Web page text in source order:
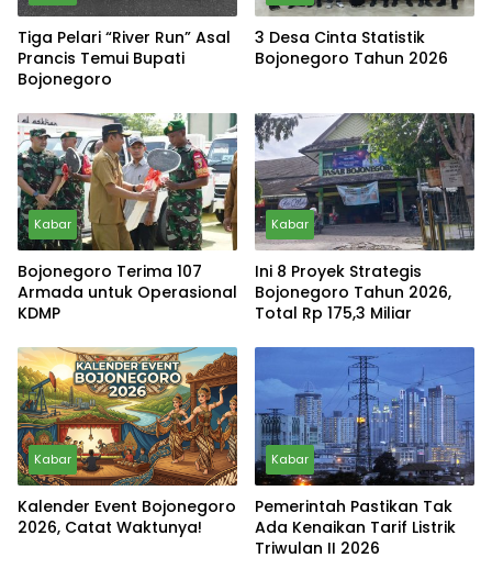
Tiga Pelari “River Run” Asal
Prancis Temui Bupati
Bojonegoro
3 Desa Cinta Statistik
Bojonegoro Tahun 2026
Kabar
Bojonegoro Terima 107
Armada untuk Operasional
KDMP
Kabar
Ini 8 Proyek Strategis
Bojonegoro Tahun 2026,
Total Rp 175,3 Miliar
Kabar
Kalender Event Bojonegoro
2026, Catat Waktunya!
Kabar
Pemerintah Pastikan Tak
Ada Kenaikan Tarif Listrik
Triwulan II 2026